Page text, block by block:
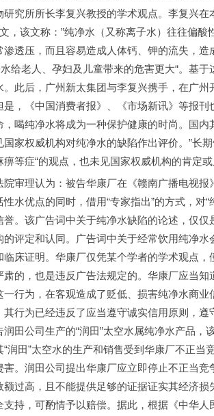
究所所长李复兴教授的学术观点。李复兴在
，该文称：”纯净水（又称离子水）往往偏
透压，而且容易造成人体钙、钾的流失，
给老人、孕妇及儿童带来的危害更大“。基
此后，广州新太集团与李复兴携手，在广州
，《中国消费者报》、《市场新讯》等报刊
喝纯净水将成为一种保护健康的时尚。国
家权威机构对纯净水的缺陷作出评价。”长
等症“的观点，也未见国家权威机构的肯定或
理认为：被告华康厂在《赣南广播电视报
水优点的同时，借用“专家指出”的方式，对
。该广告词中关于纯净水缺陷的论述，仅
评定和认同。广告词中关于经常饮用纯净
床证明。华康厂仅凭某个学者的学术观点
的，也是违反广告法规定的。华康厂应当知
行为，在客观造成了贬低、损害纯净水商业
行为已经违反了应当遵守诚实信用原则，遵
田公司生产的“润田”太空水属纯净水产品，
润田”太空水的生产和销售受到华康厂不正当
。润田公司提出华康厂应立即停止不正当竞
过高，且不能提供足够的证据证实其经济损
持，可酌情予以赔偿。据此，根据《中华人